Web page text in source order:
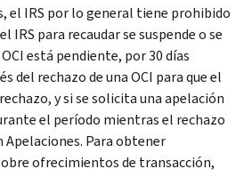
el IRS por lo general tiene prohibido
IRS para recaudar se suspende o se
está pendiente, por 30 días
del rechazo de una OCI para que el
y si se solicita una apelación
el período mientras el rechazo
Apelaciones. Para obtener
ofrecimientos de transacción,